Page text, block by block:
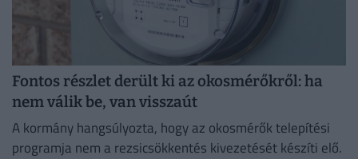
Fontos részlet derült ki az okosmérőkről: ha
nem válik be, van visszaút
A kormány hangsúlyozta, hogy az okosmérők telepítési
programja nem a rezsicsökkentés kivezetését készíti elő.